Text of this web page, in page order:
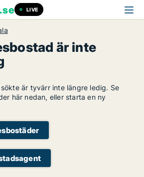
.se LIVE
är inte
är tyvärr inte längre ledig. Se
här nedan, eller starta en ny